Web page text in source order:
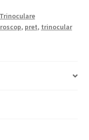
Trinoculare
, pret, trinocular